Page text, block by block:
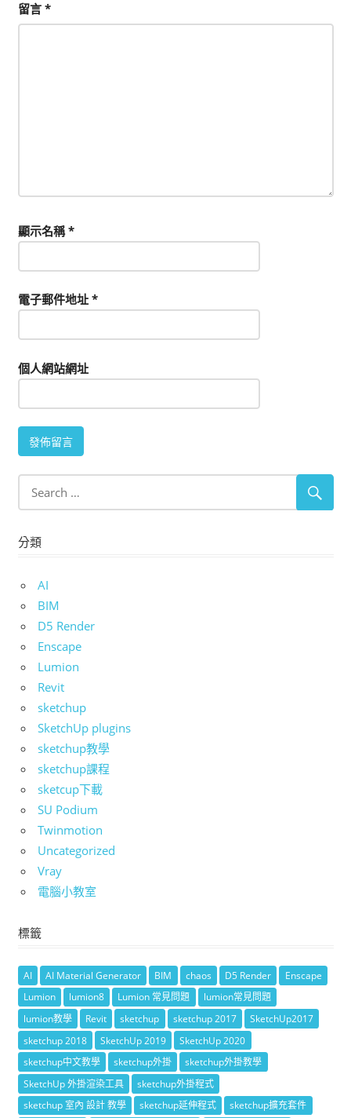
留言 *
顯示名稱*
電子郵件地址 *
個人網站網址
分類
AI
BIM
D5 Render
Enscape
Lumion
Revit
sketchup
SketchUp plugins
sketchup教學
sketchup課程
sketcup下載
SU Podium
Twinmotion
Uncategorized
Vray
電腦小教室
標籤
AI AI Material Generator BIM chaos D5 Render
Enscape
Lumion
lumion8 Lumion 常見問題
lumion常見問題
lumion教學
Revit sketchup sketchup 2017
SketchUp2017
sketchup 2018
SketchUp 2019
SketchUp 2020
sketchup中文教學
sketchup外掛
sketchup外掛教學
SketchUp 外掛渲染工具
sketchup外掛程式
sketchup 室內 設計 教學
sketchup延伸程式 sketchup擴充套件